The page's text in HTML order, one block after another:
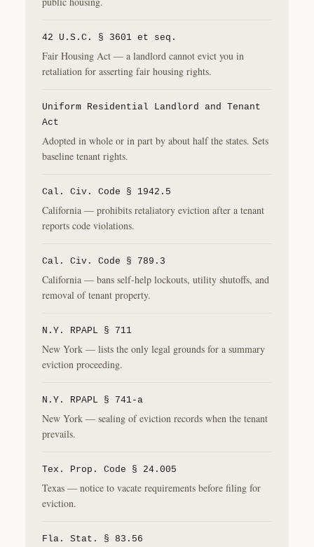
42 U.S.C. § 3601 et seq.
Fair Housing Act — a landlord cannot evict you in
retaliation for asserting fair housing rights.
Uniform Residential Landlord and Tenant
Act
Adopted in whole or in part by about half the states. Sets
baseline tenant rights.
Cal. Civ. Code § 1942.5
California — prohibits retaliatory eviction after a tenant
reports code violations.
Cal. Civ. Code § 789.3
California — bans self-help lockouts, utility shutoffs, and
removal of tenant property.
N.Y. RPAPL § 711
New York — lists the only legal grounds for a summary
eviction proceeding.
N.Y. RPAPL § 741-a
New York — sealing of eviction records when the tenant
prevails.
Tex. Prop. Code § 24.005
Texas — notice to vacate requirements before filing for
eviction.
Fla. Stat. § 83.56